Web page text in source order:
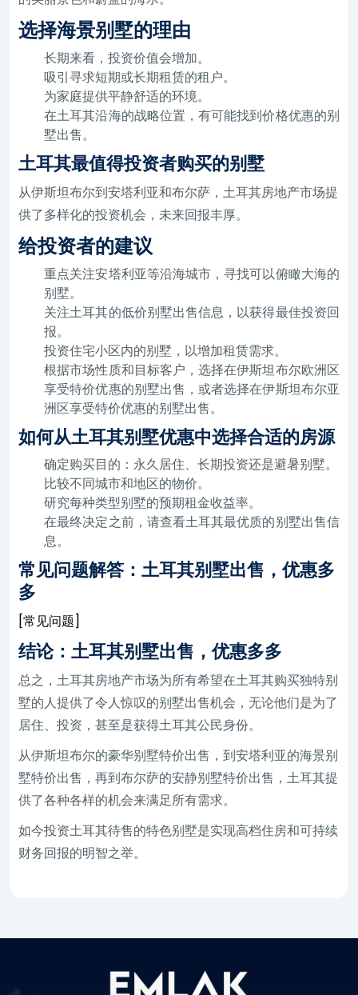
选择海景别墅的理由
长期来看，投资价值会增加。
吸引寻求短期或长期租赁的租户。
为家庭提供平静舒适的环境。
在土耳其沿海的战略位置，有可能找到价格优惠的别
墅出售。
土耳其最值得投资者购买的别墅
从伊斯坦布尔到安塔利亚和布尔萨，土耳其房地产市场提
供了多样化的投资机会，未来回报丰厚。
给投资者的建议
重点关注安塔利亚等沿海城市，寻找可以俯瞰大海的
别墅。
关注土耳其的低价别墅出售信息，以获得最佳投资回
报。
投资住宅小区内的别墅，以增加租赁需求。
根据市场性质和目标客户，选择在伊斯坦布尔欧洲区
享受特价优惠的别墅出售，或者选择在伊斯坦布尔亚
洲区享受特价优惠的别墅出售。
如何从土耳其别墅优惠中选择合适的房源
确定购买目的：永久居住、长期投资还是避暑别墅。
比较不同城市和地区的物价。
研究每种类型别墅的预期租金收益率。
在最终决定之前，请查看土耳其最优质的别墅出售信
息。
常见问题解答：土耳其别墅出售，优惠多
多
[常见问题]
结论：土耳其别墅出售，优惠多多
总之，土耳其房地产市场为所有希望在土耳其购买独特别
墅的人提供了令人惊叹的别墅出售机会，无论他们是为了
居住、投资，甚至是获得土耳其公民身份。
从伊斯坦布尔的豪华别墅特价出售，到安塔利亚的海景别
墅特价出售，再到布尔萨的安静别墅特价出售，土耳其提
供了各种各样的机会来满足所有需求。
如今投资土耳其待售的特色别墅是实现高档住房和可持续
财务回报的明智之举。